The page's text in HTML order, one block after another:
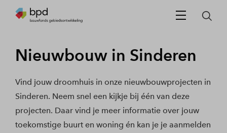
Nieuwbouw in Sinderen
Vind jouw droomhuis in onze nieuwbouwprojecten in
Sinderen. Neem snel een kijkje bij één van deze
projecten. Daar vind je meer informatie over jouw
toekomstige buurt en woning én kan je je aanmelden